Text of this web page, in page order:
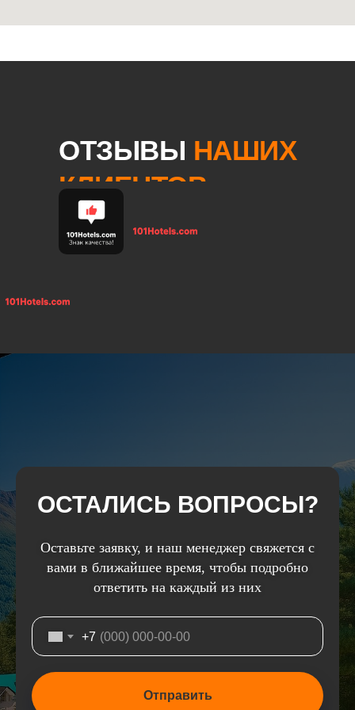
ОТЗЫВЫ НАШИХ
КЛИЕНТОВ
ОСТАЛИСЬ ВОПРОСЫ?
Оставьте заявку, и наш менеджер свяжется с
вами в ближайшее время, чтобы подробно
ответить на каждый из них
+7
Отправить